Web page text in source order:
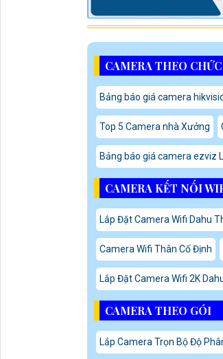
CAMERA THEO
Bảng báo giá camera
Top 5 Camera nhà Xưởng
Bảng báo giá camera ezviz
CAMERA KẾT NỐI
Lắp Đặt Camera Wifi Dahu
Camera Wifi Thân Cố Định
Lắp Đặt Camera Wifi 2K
CAMERA THEO GÓI
Lắp Camera Trọn Bộ Độ